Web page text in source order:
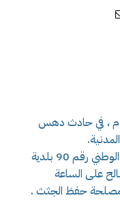
6 سنوات اليوم ، في حادث دهس
و فور وقوع الحادث على مستوى الطريق الوطني رقم 90 بلدية
على الساعة